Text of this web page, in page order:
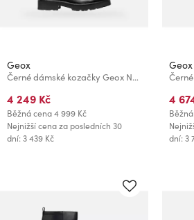
Geox
Černé dámské kozačky Geox Norize
4 249 Kč
Běžná cena4 999 Kč
Nejnižší cena za posledních 30
dní: 3 439 Kč
Geox
4
dní: 3